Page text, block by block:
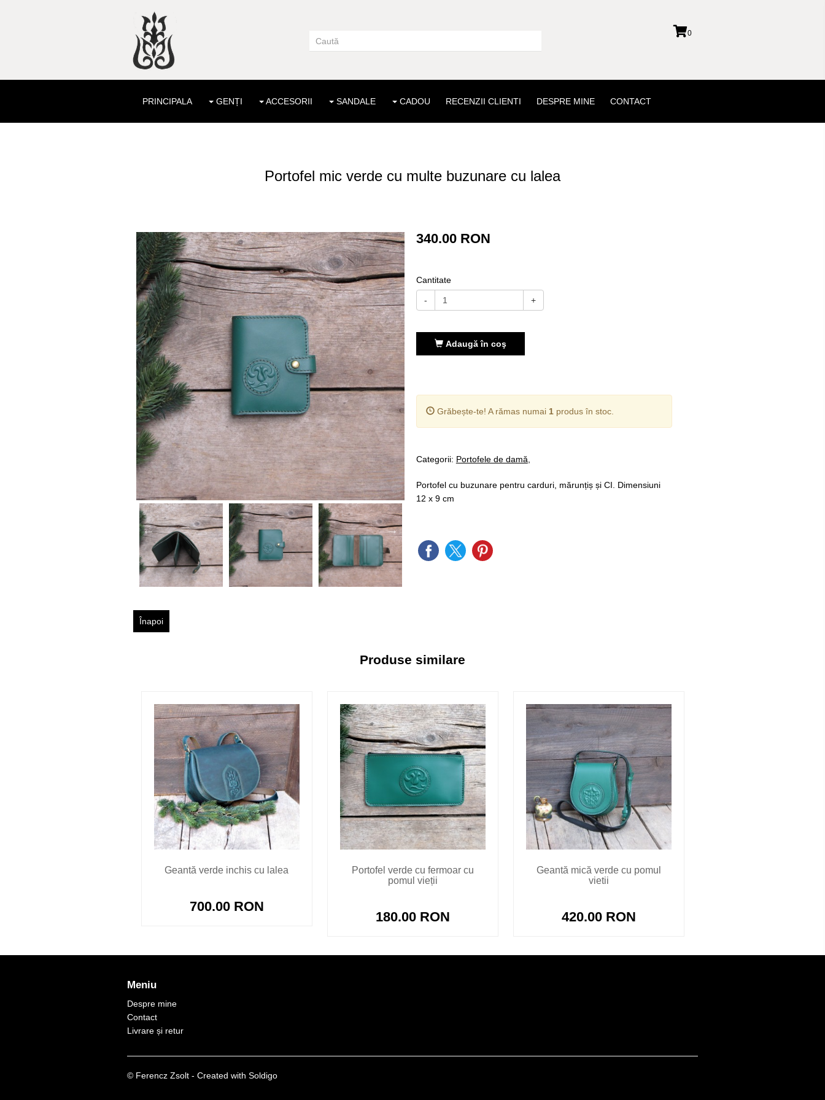
0
PRINCIPALA GENȚI ACCESORII SANDALE CADOU RECENZII CLIENTI DESPRE MINE CONTACT
Portofel mic verde cu multe buzunare cu lalea
340.00 RON
Cantitate
- +
Adaugă în coş
Grăbește-te! A rămas numai 1produs în stoc.
Categorii: Portofele de damă
Portofel cu buzunare pentru carduri, mărunțiș și CI. Dimensiuni
12 x 9 cm
Înapoi
Produse similare
Geantă verde inchis cu lalea
700.00 RON
Portofel verde cu fermoar cu
pomul vieții
180.00 RON
Geantă mică verde cu pomul
vietii
420.00 RON
Meniu
Despre mine
Contact
Livrare și retur
© Ferencz Zsolt - Created with Soldigo